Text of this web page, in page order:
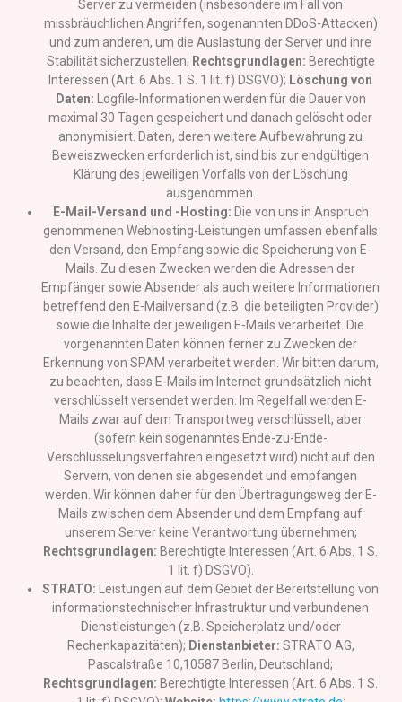
Server zu vermeiden (insbesondere im Fall von
missbräuchlichen Angriffen, sogenannten DDoS-Attacken)
und zum anderen, um die Auslastung der Server und ihre
Stabilität sicherzustellen; Rechtsgrundlagen: Berechtigte
Interessen (Art. 6 Abs. 1 S. 1 lit. f) DSGVO); Löschung von
Daten: Logfile-Informationen werden für die Dauer von
maximal 30 Tagen gespeichert und danach gelöscht oder
anonymisiert. Daten, deren weitere Aufbewahrung zu
Beweiszwecken erforderlich ist, sind bis zur endgültigen
Klärung des jeweiligen Vorfalls von der Löschung
ausgenommen.
E-Mail-Versand und -Hosting: Die von uns in Anspruch
genommenen Webhosting-Leistungen umfassen ebenfalls
den Versand, den Empfang sowie die Speicherung von E-
Mails. Zu diesen Zwecken werden die Adressen der
Empfänger sowie Absender als auch weitere Informationen
betreffend den E-Mailversand (z.B. die beteiligten Provider)
sowie die Inhalte der jeweiligen E-Mails verarbeitet. Die
vorgenannten Daten können ferner zu Zwecken der
Erkennung von SPAM verarbeitet werden. Wir bitten darum,
zu beachten, dass E-Mails im Internet grundsätzlich nicht
verschlüsselt versendet werden. Im Regelfall werden E-
Mails zwar auf dem Transportweg verschlüsselt, aber
(sofern kein sogenanntes Ende-zu-Ende-
Verschlüsselungsverfahren eingesetzt wird) nicht auf den
Servern, von denen sie abgesendet und empfangen
werden. Wir können daher für den Übertragungsweg der E-
Mails zwischen dem Absender und dem Empfang auf
unserem Server keine Verantwortung übernehmen;
Rechtsgrundlagen: Berechtigte Interessen (Art. 6 Abs. 1 S.
1 lit. f) DSGVO).
STRATO: Leistungen auf dem Gebiet der Bereitstellung von
informationstechnischer Infrastruktur und verbundenen
Dienstleistungen (z.B. Speicherplatz und/oder
Rechenkapazitäten); Dienstanbieter: STRATO AG,
Pascalstraße 10,10587 Berlin, Deutschland;
Rechtsgrundlagen: Berechtigte Interessen (Art. 6 Abs. 1 S.